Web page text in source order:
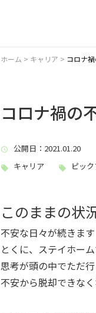
ホーム > キャリア > コロナ
コロナ禍の
公開日 ：2021.01.20
キャリア
ピッ
このままの状
不安な日々が続きます
とくに、ステイホー
思考が頭の中でただ
不安から脱却できな